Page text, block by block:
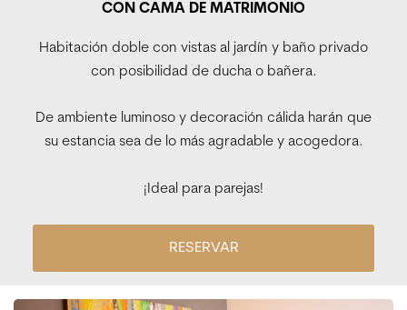
CON CAMA DE MATRIMONIO
Habitación doble con vistas al jardín y baño privado
con posibilidad de ducha o bañera.
De ambiente luminoso y decoración cálida harán que
su estancia sea de lo más agradable y acogedora.
¡Ideal para parejas!
RESERVAR